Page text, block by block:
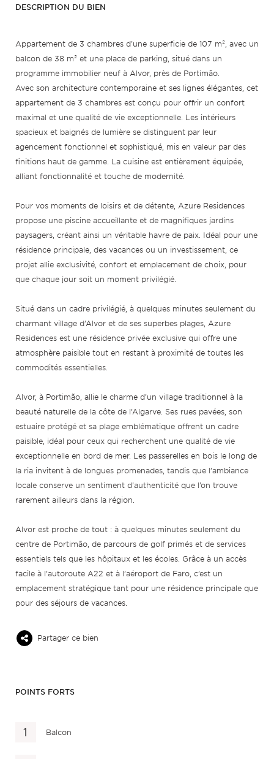
DESCRIPTION DU BIEN
Appartement de 3 chambres d'une superficie de 107 m², avec un
balcon de 38 m² et une place de parking, situé dans un
programme immobilier neuf à Alvor, près de Portimão.
Avec son architecture contemporaine et ses lignes élégantes, cet
appartement de 3 chambres est conçu pour offrir un confort
maximal et une qualité de vie exceptionnelle. Les intérieurs
spacieux et baignés de lumière se distinguent par leur
agencement fonctionnel et sophistiqué, mis en valeur par des
finitions haut de gamme. La cuisine est entièrement équipée,
alliant fonctionnalité et touche de modernité.
Pour vos moments de loisirs et de détente, Azure Residences
propose une piscine accueillante et de magnifiques jardins
paysagers, créant ainsi un véritable havre de paix. Idéal pour une
résidence principale, des vacances ou un investissement, ce
projet allie exclusivité, confort et emplacement de choix, pour
que chaque jour soit un moment privilégié.
Situé dans un cadre privilégié, à quelques minutes seulement du
charmant village d’Alvor et de ses superbes plages, Azure
Residences est une résidence privée exclusive qui offre une
atmosphère paisible tout en restant à proximité de toutes les
commodités essentielles.
Alvor, à Portimão, allie le charme d’un village traditionnel à la
beauté naturelle de la côte de l’Algarve. Ses rues pavées, son
estuaire protégé et sa plage emblématique offrent un cadre
paisible, idéal pour ceux qui recherchent une qualité de vie
exceptionnelle en bord de mer. Les passerelles en bois le long de
la ria invitent à de longues promenades, tandis que l’ambiance
locale conserve un sentiment d’authenticité que l’on trouve
rarement ailleurs dans la région.
Alvor est proche de tout : à quelques minutes seulement du
centre de Portimão, de parcours de golf primés et de services
essentiels tels que les hôpitaux et les écoles. Grâce à un accès
facile à l’autoroute A22 et à l’aéroport de Faro, c’est un
emplacement stratégique tant pour une résidence principale que
pour des séjours de vacances.
Partager ce bien
POINTS FORTS
Balcon